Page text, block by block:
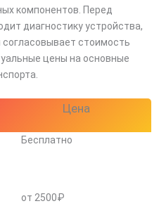
компонентов. Перед
диагностику устройства,
стоимость
цены на основные
Цена
Бесплатно
от 2500₽